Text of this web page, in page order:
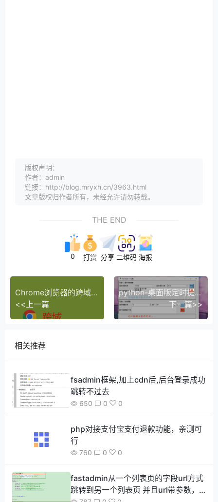
版权声明：
作者：admin
链接：http://blog.mryxh.cn/3963.html
文章版权归作者所有，未经允许请勿转载。
THE END
0 打赏 分享 二维码 海报
Chrome浏览器的跨域设置----包含新老版本两种设置(亲测可行)
<<上一篇
python-桌面版定时提醒，休息提醒小助手-免费的休息提醒小助手
下一篇>>
相关推荐
fsadmin框架,加上cdn后,后台登录成功
跳转不过去
650 0 0
php对接支付宝支付退款功能，亲测可
行
760 0 0
fastadmin从一个列表页的字段url方式
跳转到另一个列表页 并且url带参数，